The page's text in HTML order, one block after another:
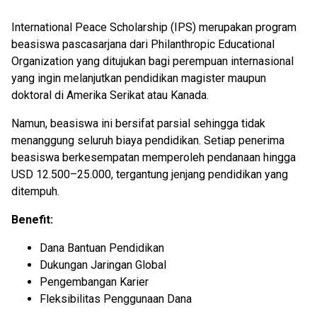
International Peace Scholarship (IPS) merupakan program
beasiswa pascasarjana dari Philanthropic Educational
Organization yang ditujukan bagi perempuan internasional
yang ingin melanjutkan pendidikan magister maupun
doktoral di Amerika Serikat atau Kanada.
Namun, beasiswa ini bersifat parsial sehingga tidak
menanggung seluruh biaya pendidikan. Setiap penerima
beasiswa berkesempatan memperoleh pendanaan hingga
USD 12.500–25.000, tergantung jenjang pendidikan yang
ditempuh.
Benefit:
Dana Bantuan Pendidikan
Dukungan Jaringan Global
Pengembangan Karier
Fleksibilitas Penggunaan Dana